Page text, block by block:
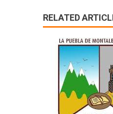
RELATED